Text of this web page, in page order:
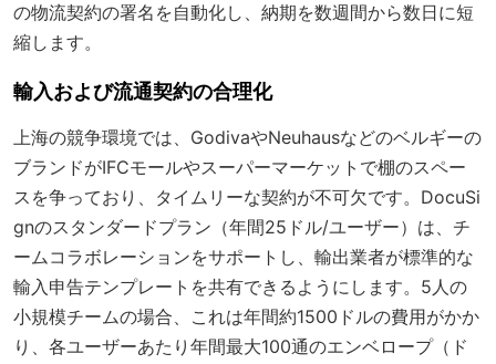
の物流契約の署名を自動化し、納期を数週間から数日に短
縮します。
輸入および流通契約の合理化
上海の競争環境では、GodivaやNeuhausなどのベルギーの
ブランドがIFCモールやスーパーマーケットで棚のスペー
スを争っており、タイムリーな契約が不可欠です。DocuSi
gnのスタンダードプラン （年間25ドル/ユーザー）は、チ
ームコラボレーションをサポートし、輸出業者が標準的な
輸入申告テンプレートを共有できるようにします。5人の
小規模チームの場合、これは年間約1500ドルの費用がかか
り、各ユーザーあたり年間最大100通のエンベロープ（ド